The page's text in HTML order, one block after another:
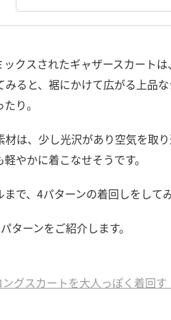
クスされたギャザースカート
みると、裾にかけて広がる上品
り。
は、少し光沢があり空気を取
やかに着こなせそうです。
で、4パターンの着回しをして
ターンをご紹介します。
ングスカートを大人っぽく着回す